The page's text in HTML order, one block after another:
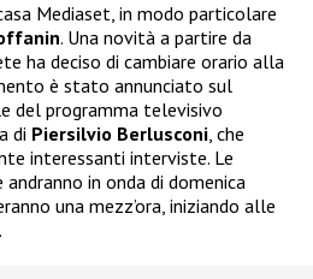
Mediaset, in modo particolare
. Una novità a partire da
ha deciso di cambiare orario alla
è stato annunciato sul
del programma televisivo
di Piersilvio Berlusconi, che
interessanti interviste. Le
andranno in onda di domenica
una mezz’ora, iniziando alle